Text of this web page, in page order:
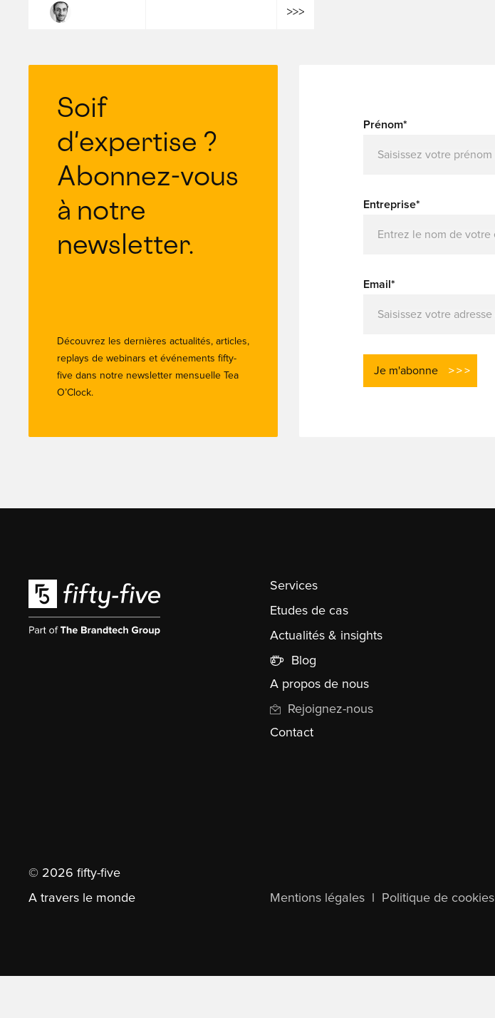
Soif
d'expertise ?
Abonnez-vous
à notre
newsletter.
Découvrez les dernières actualités, articles,
replays de webinars et événements fifty-
five dans notre newsletter mensuelle Tea
O’Clock.
Prénom*
Entreprise*
Email*
© 2026 fifty-five
A travers le monde
Services
Etudes de cas
Actualités & insights
Blog
A propos de nous
Rejoignez-nous
Contact
Mentions légales Politique de cookies